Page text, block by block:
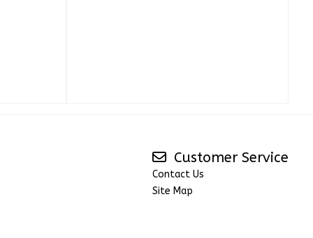
Customer Service
Contact Us
Site Map